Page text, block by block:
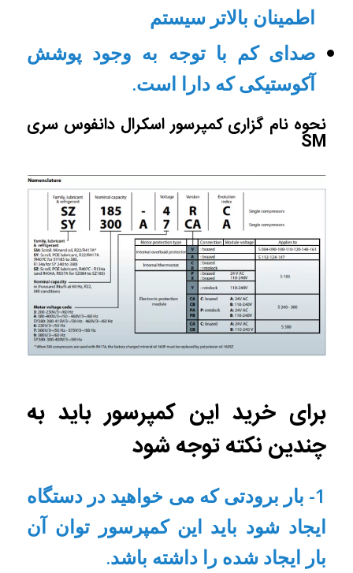
اطمینان بالاتر سیستم
صدای کم با توجه به وجود پوشش
آکوستیکی که دارا است.
نحوه نام گزاری کمپرسور اسکرال دانفوس سری
SM
برای خرید این کمپرسور باید به
چندین نکته توجه شود
1- بار برودتی که می خواهید در دستگاه
ایجاد شود باید این کمپرسور توان آن
بار ایجاد شده را داشته باشد.